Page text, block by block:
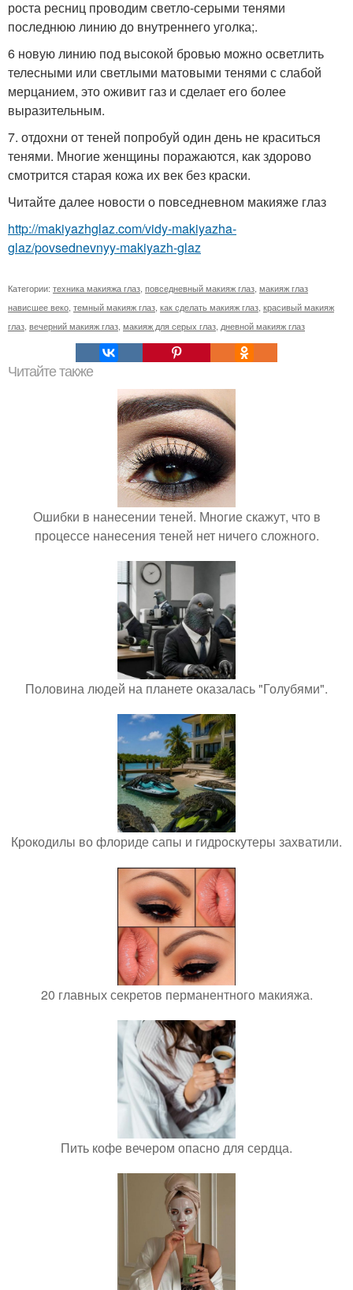
роста ресниц проводим светло-серыми тенями
последнюю линию до внутреннего уголка;.
6 новую линию под высокой бровью можно осветлить
телесными или светлыми матовыми тенями с слабой
мерцанием, это оживит газ и сделает его более
выразительным.
7. отдохни от теней попробуй один день не краситься
тенями. Многие женщины поражаются, как здорово
смотрится старая кожа их век без краски.
Читайте далее новости о повседневном макияже глаз
http://makiyazhglaz.com/vidy-makiyazha-
glaz/povsednevnyy-makiyazh-glaz
Категории: техника макияжа глаз, повседневный макияж глаз, макияж глаз
нависшее веко, темный макияж глаз, как сделать макияж глаз, красивый макияж
глаз, вечерний макияж глаз, макияж для серых глаз, дневной макияж глаз
Читайте также
Ошибки в нанесении теней. Многие скажут, что в
процессе нанесения теней нет ничего сложного.
Половина людей на планете оказалась "Голубями".
Крокодилы во флориде сапы и гидроскутеры захватили.
20 главных секретов перманентного макияжа.
Пить кофе вечером опасно для сердца.